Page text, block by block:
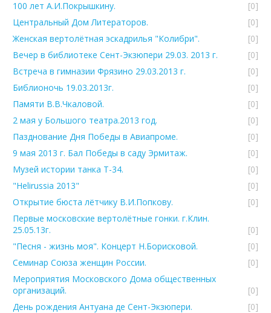
100 лет А.И.Покрышкину.
[0]
Центральный Дом Литераторов.
[0]
Женская вертолётная эскадрилья "Колибри".
[0]
Вечер в библиотеке Сент-Экзюпери 29.03. 2013 г.
[0]
Встреча в гимназии Фрязино 29.03.2013 г.
[0]
Библионочь 19.03.2013г.
[0]
Памяти В.В.Чкаловой.
[0]
2 мая у Большого театра.2013 год.
[0]
Пазднование Дня Победы в Авиапроме.
[0]
9 мая 2013 г. Бал Победы в саду Эрмитаж.
[0]
Музей истории танка Т-34.
[0]
"Helirussia 2013"
[0]
Открытие бюста лётчику В.И.Попкову.
[0]
Первые московские вертолётные гонки. г.Клин.
25.05.13г.
[0]
"Песня - жизнь моя". Концерт Н.Борисковой.
[0]
Семинар Союза женщин России.
[0]
Мероприятия Московского Дома общественных
организаций.
[0]
День рождения Антуана де Сент-Экзюпери.
[0]